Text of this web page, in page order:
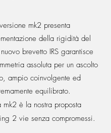
mk2 presenta
della rigidità del
brevetto IRS garantisce
assoluta per un ascolto
ampio coinvolgente ed
equilibrato.
mk2 è la nostra proposta
2 vie senza compromessi.